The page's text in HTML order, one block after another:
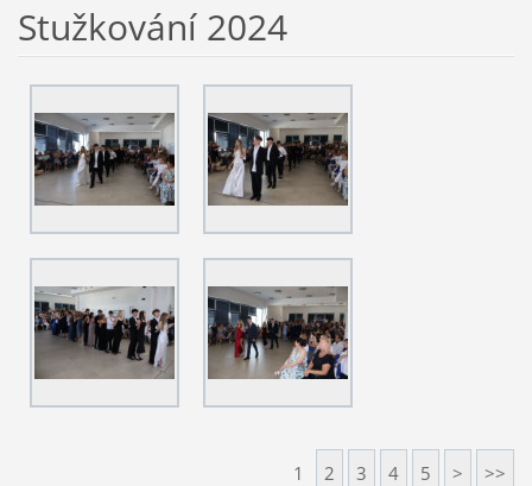
Stužkování 2024
1 2 3 4 5 > >>